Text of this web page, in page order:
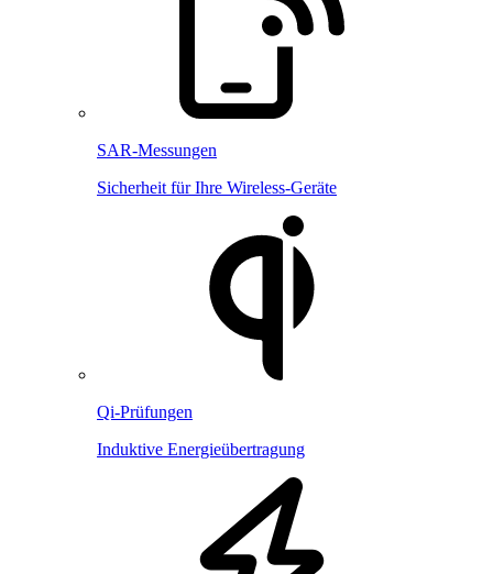
SAR-Messungen
Sicherheit für Ihre Wireless-Geräte
Qi-Prüfungen
Induktive Energieübertragung